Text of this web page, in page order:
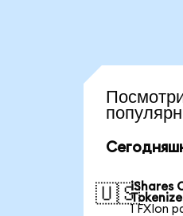
🇺🇸iShares
1 FXIon